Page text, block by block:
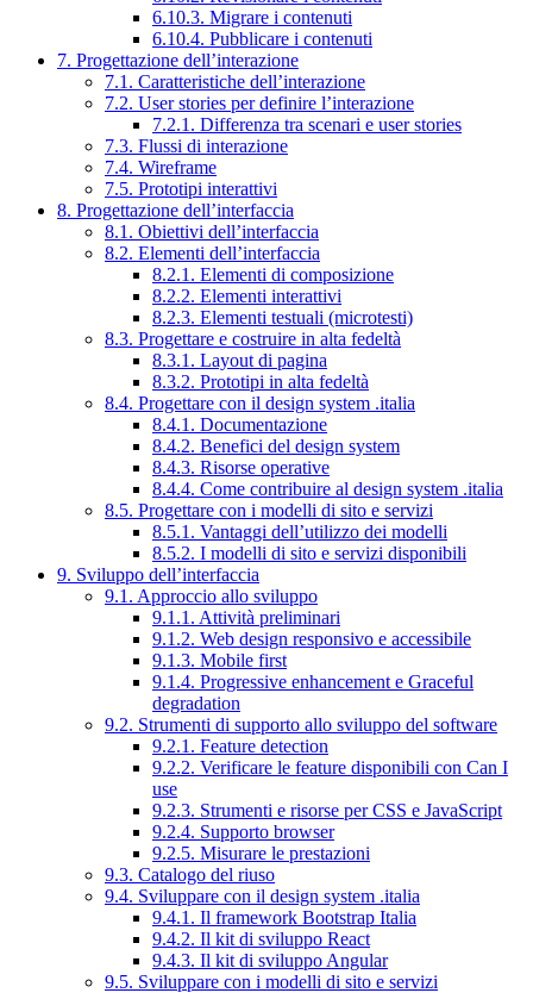
6.10.3. Migrare i contenuti
6.10.4. Pubblicare i contenuti
7. Progettazione dell’interazione
7.1. Caratteristiche dell’interazione
7.2. User stories per definire l’interazione
7.2.1. Differenza tra scenari e user stories
7.3. Flussi di interazione
7.4. Wireframe
7.5. Prototipi interattivi
8. Progettazione dell’interfaccia
8.1. Obiettivi dell’interfaccia
8.2. Elementi dell’interfaccia
8.2.1. Elementi di composizione
8.2.2. Elementi interattivi
8.2.3. Elementi testuali (microtesti)
8.3. Progettare e costruire in alta fedeltà
8.3.1. Layout di pagina
8.3.2. Prototipi in alta fedeltà
8.4. Progettare con il design system .italia
8.4.1. Documentazione
8.4.2. Benefici del design system
8.4.3. Risorse operative
8.4.4. Come contribuire al design system .italia
8.5. Progettare con i modelli di sito e servizi
8.5.1. Vantaggi dell’utilizzo dei modelli
8.5.2. I modelli di sito e servizi disponibili
9. Sviluppo dell’interfaccia
9.1. Approccio allo sviluppo
9.1.1. Attività preliminari
9.1.2. Web design responsivo e accessibile
9.1.3. Mobile first
9.1.4. Progressive enhancement e Graceful
degradation
9.2. Strumenti di supporto allo sviluppo del software
9.2.1. Feature detection
9.2.2. Verificare le feature disponibili con Can I
use
9.2.3. Strumenti e risorse per CSS e JavaScript
9.2.4. Supporto browser
9.2.5. Misurare le prestazioni
9.3. Catalogo del riuso
9.4. Sviluppare con il design system .italia
9.4.1. Il framework Bootstrap Italia
9.4.2. Il kit di sviluppo React
9.4.3. Il kit di sviluppo Angular
9.5. Sviluppare con i modelli di sito e servizi